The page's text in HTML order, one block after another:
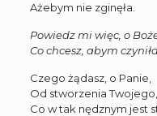
Ażebym nie zginęła.
Powiedz mi więc, o
Co chcesz, abym
Czego żądasz, o Panie,
Od stworzenia Twojego,
Co w tak nędznym jest